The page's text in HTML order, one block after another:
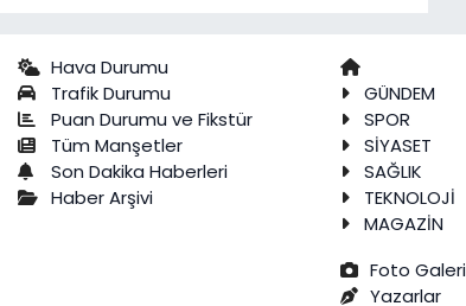
Hava Durumu
Trafik Durumu
Puan Durumu ve Fikstür
Tüm Manşetler
Son Dakika Haberleri
Haber Arşivi
GÜNDEM
SPOR
SİYASET
SAĞLIK
TEKNOLOJİ
MAGAZİN
Foto Galeri
Yazarlar